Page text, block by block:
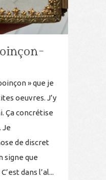
» que je
oeuvres. J’y
Ça concrétise
Je
de discret
signe que
dans l’al...